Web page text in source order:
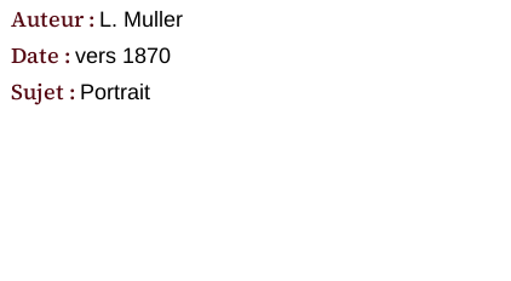
Auteur : L. Muller
Date :vers 1870
Sujet : Portrait